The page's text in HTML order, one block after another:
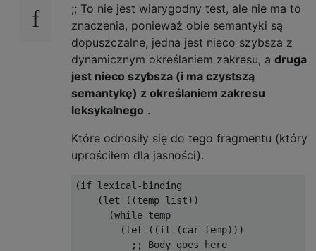
;; To nie jest wiarygodny test, ale nie ma to
znaczenia, ponieważ obie semantyki są
dopuszczalne, jedna jest nieco szybsza z
dynamicznym określaniem zakresu, a druga
jest nieco szybsza (i ma czystszą
semantykę) z określaniem zakresu
leksykalnego .
Które odnosiły się do tego fragmentu (który
uprościłem dla jasności).
(if lexical-binding
    (let ((temp list))
      (while temp
        (let ((it (car temp)))
          ;; Body goes here